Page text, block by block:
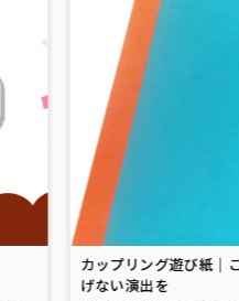
カップリング遊び紙｜
げない演出を